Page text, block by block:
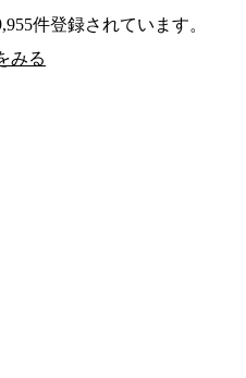
件登録されています。
みる